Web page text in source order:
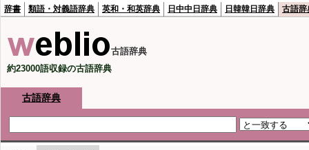
辞書 類語・対義語辞典 英和・和英辞典 日中中日辞典 日韓韓日辞典 古語辞
古語辞典
約23000語収録の古語辞典
古語辞典